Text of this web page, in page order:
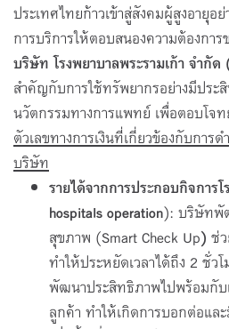
ประเทศไทยก้าวเข้าสู่สังคมผู้สูงอายุอ
การบริการให้ตอบสนองความต้องกา
บริษัท โรงพยาบาลพระรามเก้า จำกั
สำคัญกับการใช้ทรัพยากรอย่างมีปร
นวัตกรรมทางการแพทย์ เพื่อตอบโจ
ตัวเลขทางการเงินที่เกี่ยวข้องกับการ
บริษัท
รายได้จากการประกอบกิจการโ
hospitals operation): บริษัทพั
สุขภาพ (Smart Check Up) ช่
ทำให้ประหยัดเวลาได้ถึง 2 ชั่ว
พัฒนาประสิทธิภาพไปพร้อมกับ
ลูกค้า ทำให้เกิดการบอกต่อแล